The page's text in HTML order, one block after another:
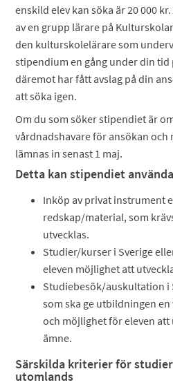
enskild elev kan söka är 20 000 kr.
av en grupp lärare på
den kulturskolelärare som
stipendium en gång under din
däremot har fått avslag på din
att söka igen.
Om du som söker stipendiet är
vårdnadshavare för ansökan
lämnas in senast 1 maj.
Detta kan stipendiet
Inköp av privat instrument
redskap/material, som
utvecklas.
Studier/kurser i Sverige
eleven möjlighet att
Studiebesök/auskultation i
som ska ge utbildningen
och möjlighet för eleven
ämne.
Särskilda kriterier för
utomlands